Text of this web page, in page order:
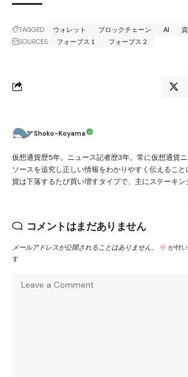
TAGGED: ウォレット ブロックチェーン AI
SOURCES:
フォーブス１ フォーブス２
Shoko-Koyama
仮想通貨歴5年。ニュース記者歴3年。常に仮想通貨
ソースを追究し正しい情報をわかりやすく伝えるこ
貨は下落するたび買い増すタイプで、主にステーキン
コメントはまだありません
メールアドレスが公開されることはありません。 ※ が付
す